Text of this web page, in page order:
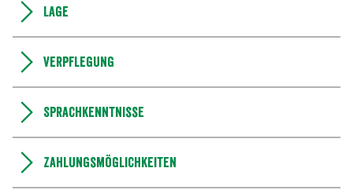
Lage
Verpflegung
Sprachkenntnisse
Zahlungsmöglichkeiten